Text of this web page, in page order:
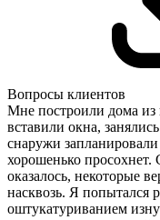
Вопросы клиентов
Мне построили дома из
вставили окна,
снаружи
хорошенько просохнет.
оказалось, некоторые
насквозь. Я попытался
оштукатуриванием